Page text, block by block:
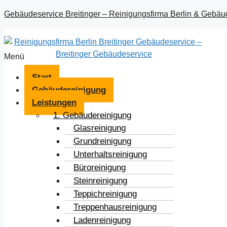
Gebäudeservice Breitinger – Reinigungsfirma Berlin &
Menü
Start
Gebäudereinigung
Leistungen
1. Gebäudereinigung
Glasreinigung
Grundreinigung
Unterhaltsreinigung
Büroreinigung
Steinreinigung
Teppichreinigung
Treppenhausreinigung
Ladenreinigung